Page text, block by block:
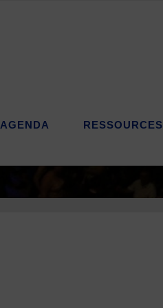
AGENDA RESSOURCES